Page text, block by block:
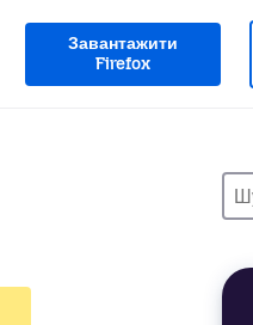
Завантажити
Firefox